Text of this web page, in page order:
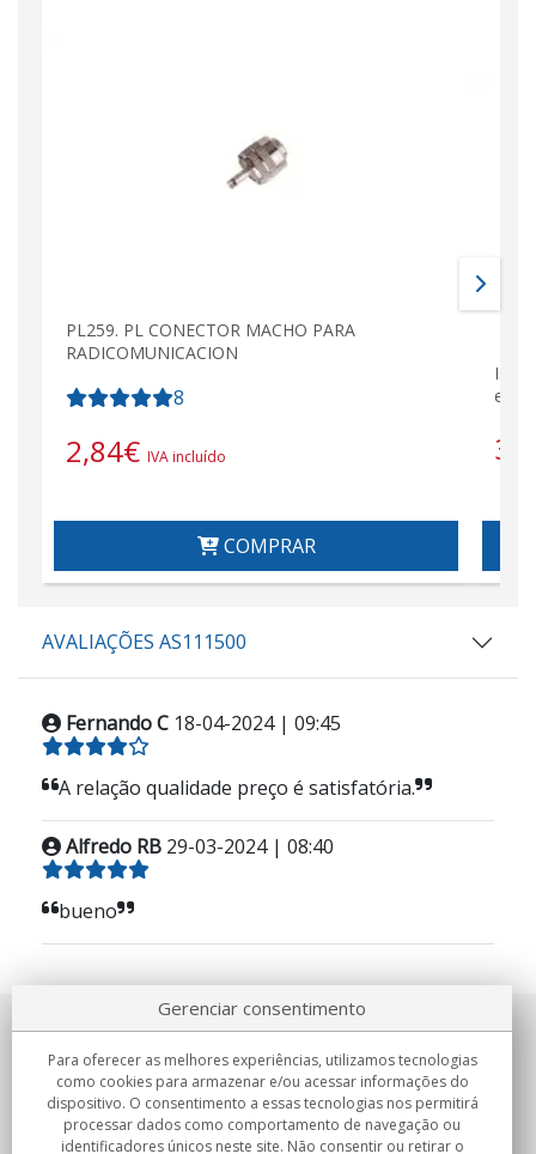
PL259. PL CONECTOR MACHO PARA
RADICOMUNICACION
8
2,84€ IVA incluído
COMPRAR
e de
AVALIAÇÕES AS111500
Fernando C 18-04-2024 | 09:45
A relação qualidade preço é satisfatória.
Alfredo RB 29-03-2024 | 08:40
bueno
Sobre nosotros
Compromissos
Compras
Gerenciar consentimento
Para oferecer as melhores experiências, utilizamos tecnologias
como cookies para armazenar e/ou acessar informações do
dispositivo. O consentimento a essas tecnologias nos permitirá
processar dados como comportamento de navegação ou
identificadores únicos neste site. Não consentir ou retirar o